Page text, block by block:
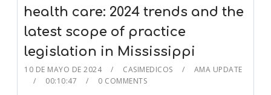
health care: 2024 trends and the
latest scope of practice
legislation in Mississippi
10 DE MAYO DE 2024 CASIMEDICOS
AMA UPDATE
00:10:47
0 COMMENTS